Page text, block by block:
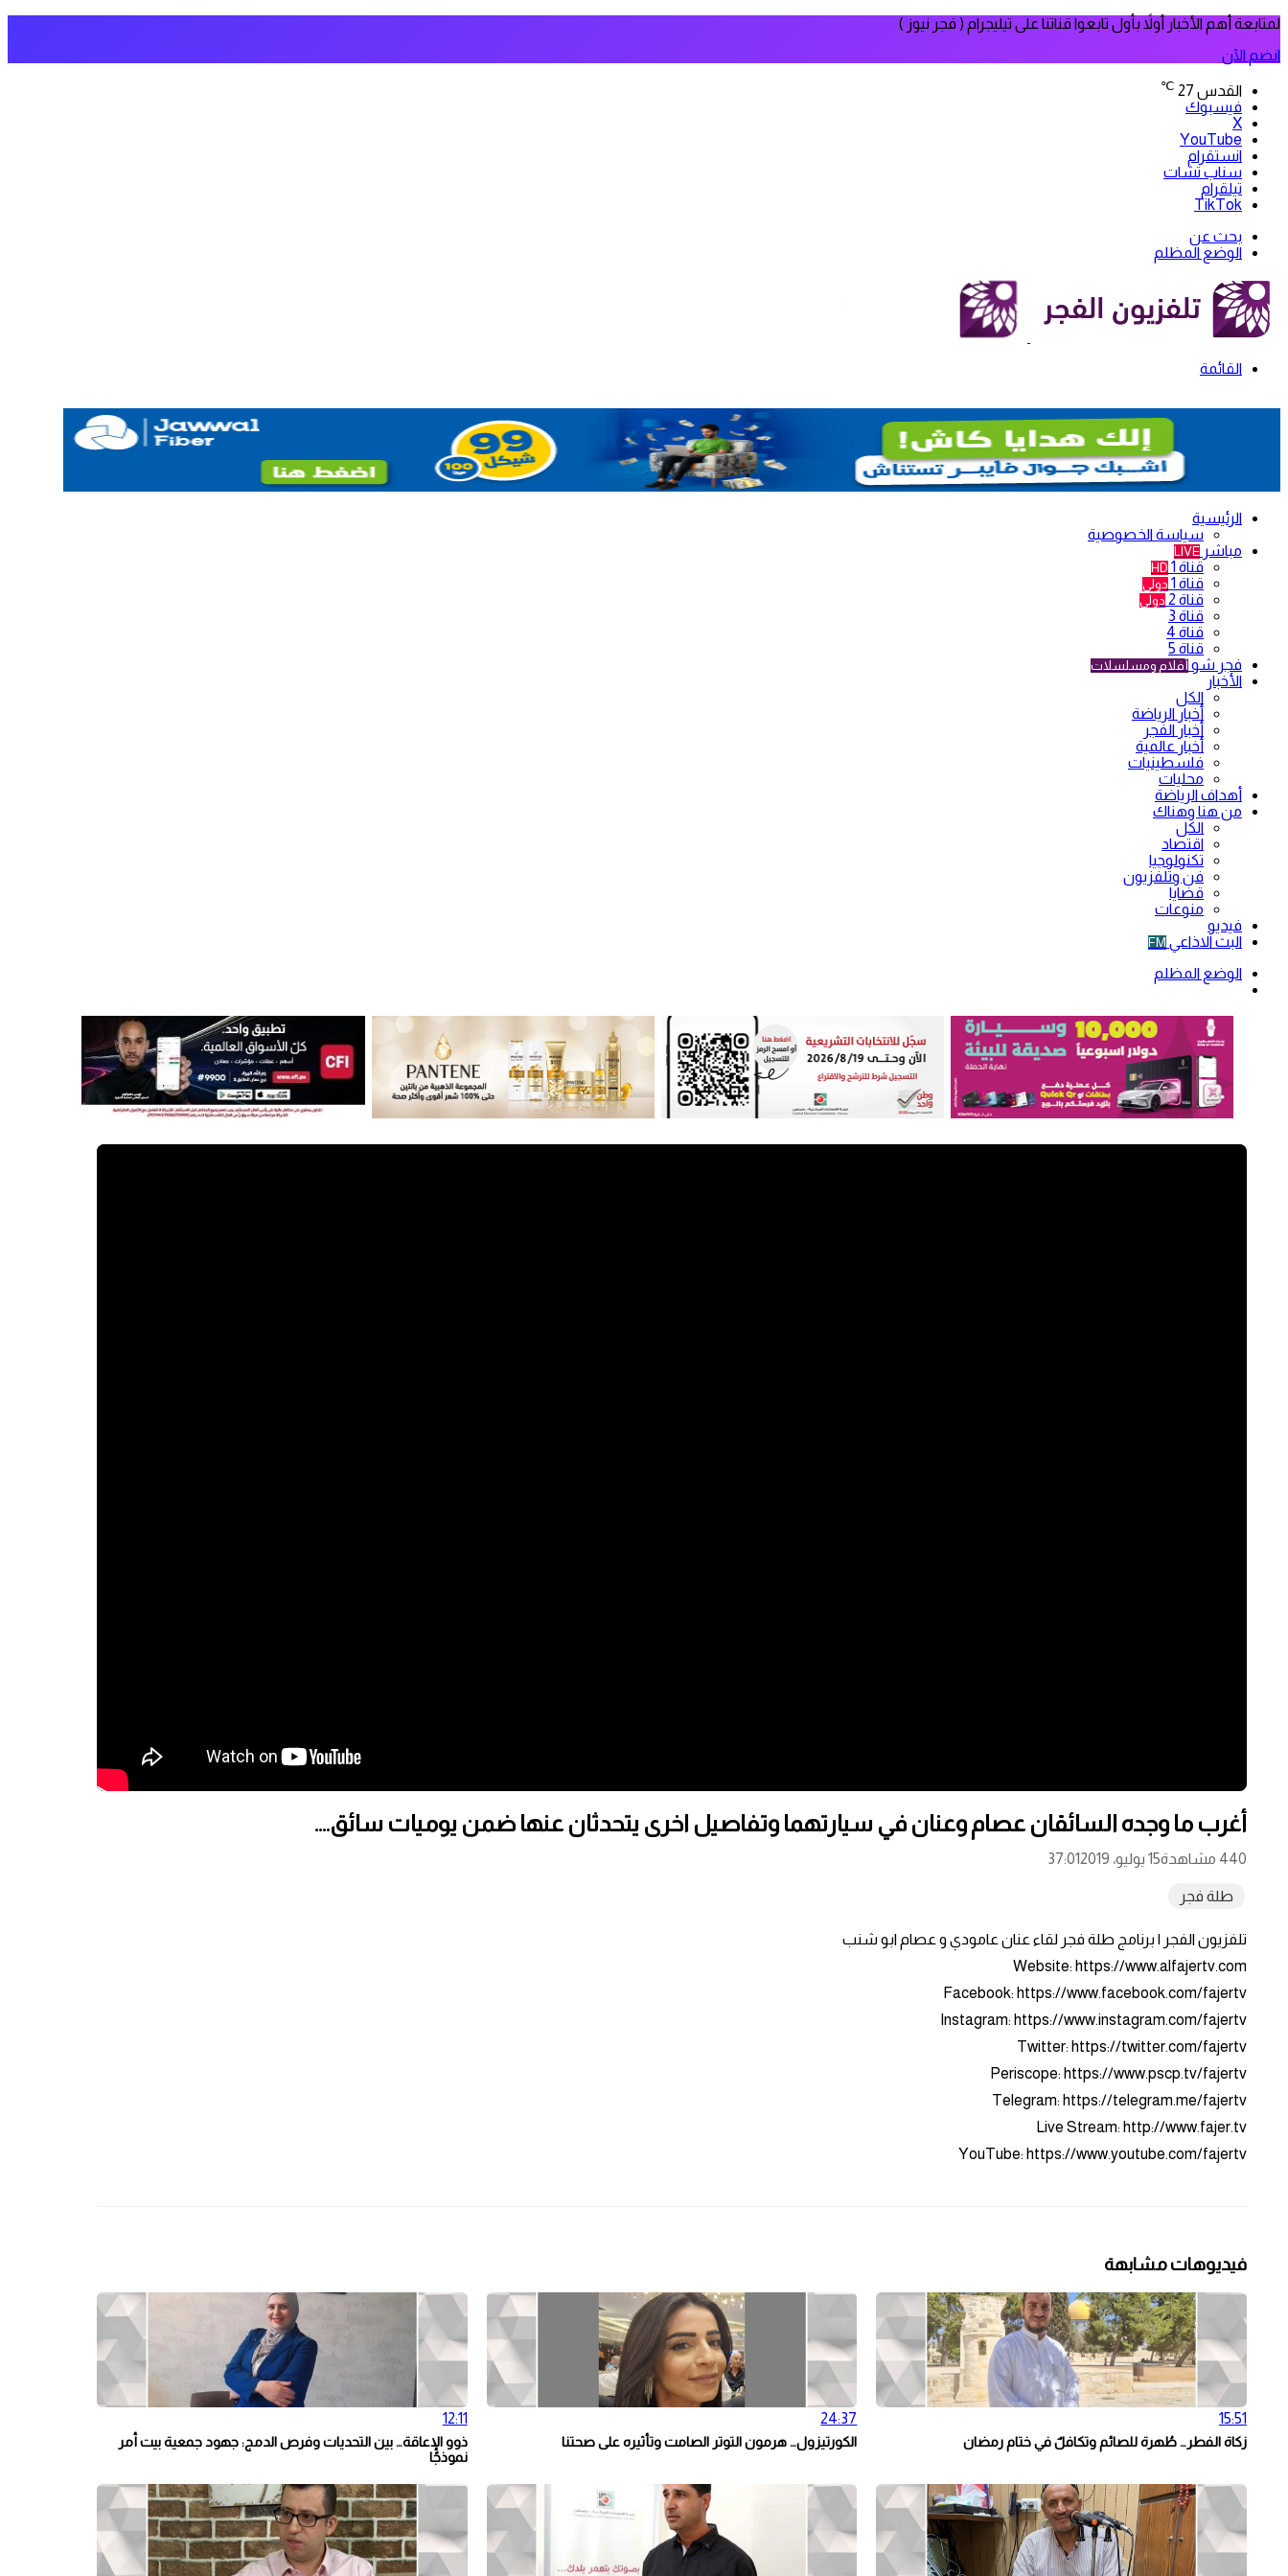
لمتابعة أهم الأخبار أولاً بأول تابعوا قناتنا على تيليجرام ( فجر نيوز )
انضم الآن
القدس 27
℃
فيسبوك
‫X
‫YouTube
انستقرام
سناب تشات
تيلقرام
‫TikTok
بحث عن
الوضع المظلم
القائمة
الرئيسية
سياسة الخصوصية
مباشر LIVE
قناة 1 HD
قناة 1 دولي
قناة 2 دولي
قناة 3
قناة 4
قناة 5
فجر شو أفلام ومسلسلات
الأخبار
الكل
أخبار الرياضة
أخبار الفجر
أخبار عالمية
فلسطينيات
محليات
أهداف الرياضة
من هنا وهناك
الكل
اقتصاد
تكنولوجيا
فن وتلفزيون
قضايا
منوعات
فيديو
البث الاذاعي FM
الوضع المظلم
أغرب ما وجده السائقان عصام وعنان في سيارتهما وتفاصيل اخرى يتحدثان عنها ضمن يوميات سائق….
440 مشاهدة 15 يوليو، 2019 37:01
طلة فجر
تلفزيون الفجر | برنامج طلة فجر لقاء عنان عامودي و عصام ابو شنب
Website: https://www.alfajertv.com
Facebook: https://www.facebook.com/fajertv
Instagram: https://www.instagram.com/fajertv
Twitter: https://twitter.com/fajertv
Periscope: https://www.pscp.tv/fajertv
Telegram: https://telegram.me/fajertv
Live Stream: http://www.fajer.tv
YouTube: https://www.youtube.com/fajertv
فيديوهات مشابهة
15:51
زكاة الفطر… طُهرة للصائم وتكافلٌ في ختام رمضان
24:37
الكورتيزول… هرمون التوتر الصامت وتأثيره على صحتنا
12:11
ذوو الإعاقة… بين التحديات وفرص الدمج: جهود جمعية بيت أمر
نموذجًا